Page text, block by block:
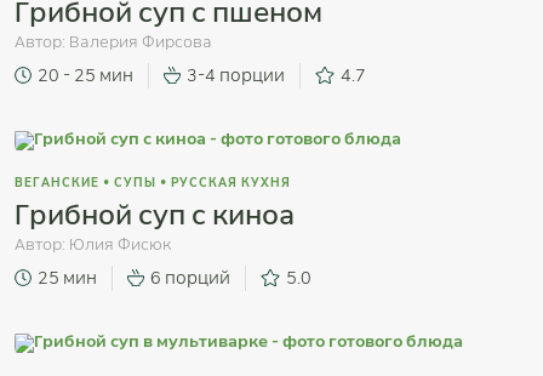
Грибной суп с пшеном
Автор: Валерия Фирсова
20 - 25 мин 3-4 порции 4.7
ВЕГАНСКИЕ • СУПЫ • РУССКАЯ КУХНЯ
Грибной суп с киноа
Автор: Юлия Фисюк
25 мин 6 порций 5.0